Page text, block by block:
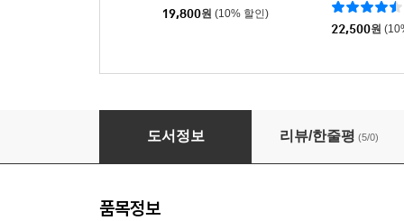
19,800원 (10% 할인)
22,500원
모더니즘 회화
도서정보 리뷰/한줄평 (5/0)
품목정보